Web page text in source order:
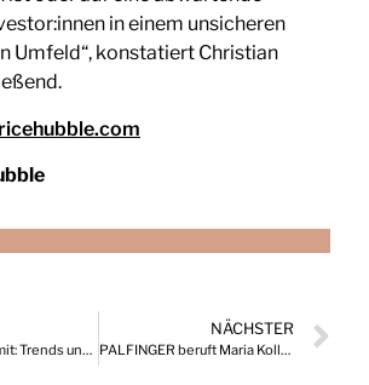
in einem unsicheren
Umfeld“, konstatiert Christian
HR Inside Summit: Trends und Highlights vom größten HR-Event im DACH-Raum
NÄCHSTER
PALFINGER beruft Maria Koller in den Vorstand